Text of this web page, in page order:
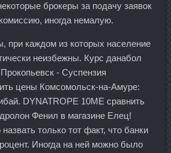
брокеры за подачу заявок
иногда немалую.
при каждом из которых население
неизбежны. Курс данабол
- Суспензия
цены Комсомольск-на-Амуре:
DYNATROPE 10ME сравнить
Фенил в магазине Елец!
только тот факт, что банки
Иногда на ней можно было